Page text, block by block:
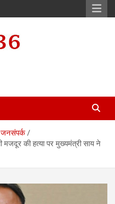
जनसंपर्क
की हत्या पर मुख्यमंत्री साय ने